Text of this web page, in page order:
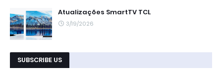
Atualizações SmartTV TCL
3/19/2026
SUBSCRIBE US